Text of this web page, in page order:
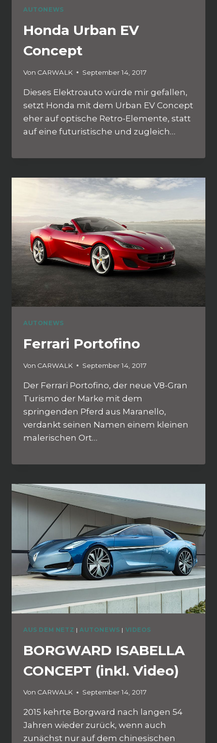
AUTONEWS
Honda Urban EV
Concept
Von CARWALK September 14, 2017
Dieses Elektroauto würde mir gefallen,
setzt Honda mit dem Urban EV Concept
eher auf optische Retro-Elemente, statt
auf eine futuristische und zugleich…
AUTONEWS
Ferrari Portofino
Von CARWALK September 14, 2017
Der Ferrari Portofino, der neue V8-Gran
Turismo der Marke mit dem
springenden Pferd aus Maranello,
verdankt seinen Namen einem kleinen
malerischen Ort…
AUS DEM NETZ | AUTONEWS | VIDEOS
BORGWARD ISABELLA
CONCEPT (inkl. Video)
Von CARWALK September 14, 2017
2015 kehrte Borgward nach langen 54
Jahren wieder zurück, wenn auch
zunächst nur auf dem chinesischen